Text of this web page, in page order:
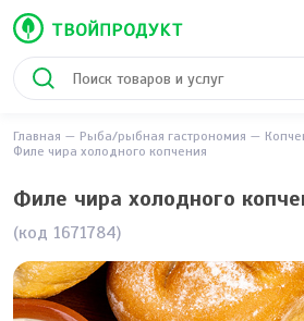
Главная Рыба/рыбная гастрономия
Филе чира холодного копчения
Филе чира холодного
(код 1671784)